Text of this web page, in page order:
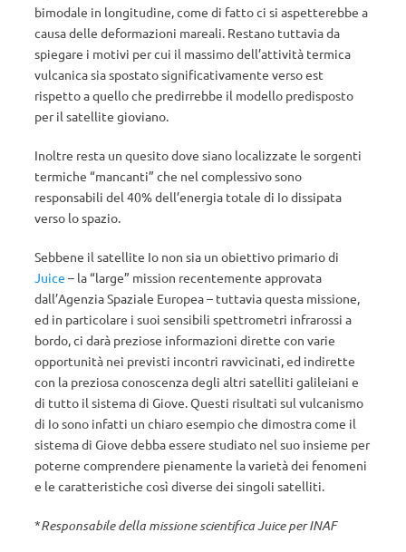
bimodale in longitudine, come di fatto ci si aspetterebbe a
causa delle deformazioni mareali. Restano tuttavia da
spiegare i motivi per cui il massimo dell’attività termica
vulcanica sia spostato significativamente verso est
rispetto a quello che predirrebbe il modello predisposto
per il satellite gioviano.
Inoltre resta un quesito dove siano localizzate le sorgenti
termiche “mancanti” che nel complessivo sono
responsabili del 40% dell’energia totale di Io dissipata
verso lo spazio.
Sebbene il satellite Io non sia un obiettivo primario di
Juice – la “large” mission recentemente approvata
dall’Agenzia Spaziale Europea – tuttavia questa missione,
ed in particolare i suoi sensibili spettrometri infrarossi a
bordo, ci darà preziose informazioni dirette con varie
opportunità nei previsti incontri ravvicinati, ed indirette
con la preziosa conoscenza degli altri satelliti galileiani e
di tutto il sistema di Giove. Questi risultati sul vulcanismo
di Io sono infatti un chiaro esempio che dimostra come il
sistema di Giove debba essere studiato nel suo insieme per
poterne comprendere pienamente la varietà dei fenomeni
e le caratteristiche così diverse dei singoli satelliti.
*Responsabile della missione scientifica Juice per INAF